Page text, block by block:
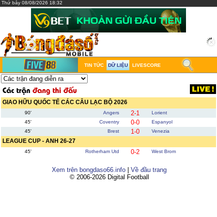
Thứ bảy 08/08/2026 18:32
TIN TỨC DỮ LIỆU LIVESCORE
GIAO HỮU QUỐC TẾ CÁC CÂU LẠC BỘ 2026
90' Angers 2-1
Lorient
45'
Coventry 0-0
Espanyol
45'
Brest 1-0 Venezia
LEAGUE CUP - ANH 26-27
45' Rotherham Utd 0-2 West Brom
Xem trên bongdaso66.info
Về đầu trang
© 2006-2026 Digital Football